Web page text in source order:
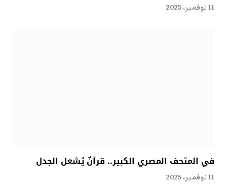
11 نوفمبر، 2025
في المتحف المصري الكبير.. قرآنٌ يُشعل الجدل
11 نوفمبر، 2025